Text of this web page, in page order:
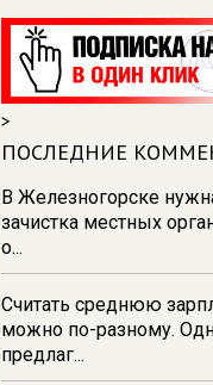
11:35В
области будут
набора воды
11:11
раненых курян в
больнице
11:08В Медвенке
теннисный корт и
благоустраивать
>
ПОСЛЕДНИЕ
В Железногорске
зачистка местных
о...
Считать среднюю
можно по-разному.
предлаг...